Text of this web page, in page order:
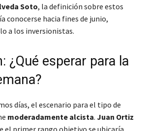
Soto, la definición sobre estos
conocerse hacia fines de junio,
a los inversionistas.
¿Qué esperar para la
días, el escenario para el tipo de
moderadamente alcista. Juan Ortiz